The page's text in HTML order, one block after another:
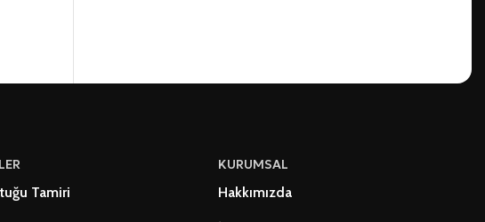
Tamiri
KURUMSAL
Hakkımızda